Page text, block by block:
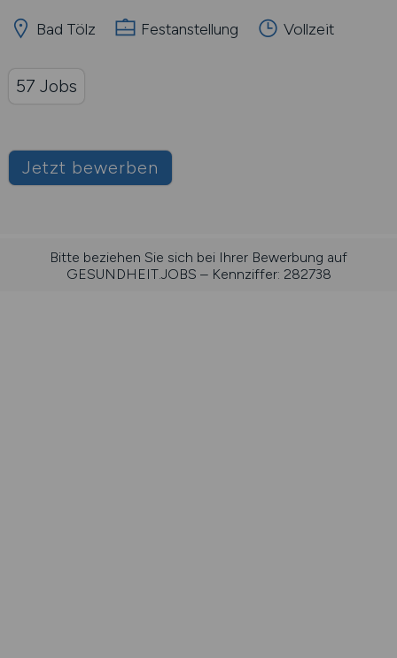
Bad Tölz Festanstellung Vollzeit
Jetzt bewerben
57 Jobs
Bitte beziehen Sie sich bei Ihrer Bewerbung auf
GESUNDHEIT.JOBS – Kennziffer: 282738